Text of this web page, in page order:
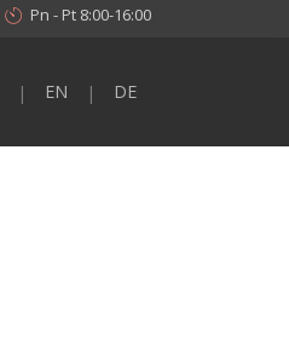
Pn - Pt 8:00-16:00
| EN | DE